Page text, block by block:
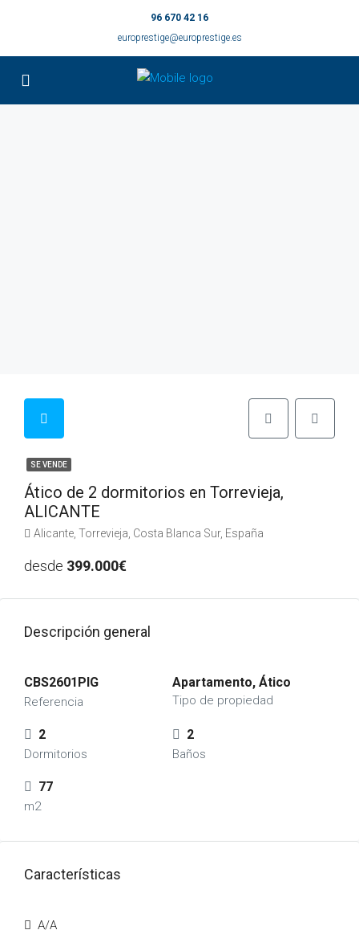
96 670 42 16
europrestige@europrestige.es
SE VENDE
Ático de 2 dormitorios en Torrevieja,
ALICANTE
Alicante, Torrevieja, Costa Blanca Sur, España
desde 399.000€
Descripción general
CBS2601PIG
Referencia
Apartamento, Ático
Tipo de propiedad
2
Dormitorios
2
Baños
77
m2
Características
A/A